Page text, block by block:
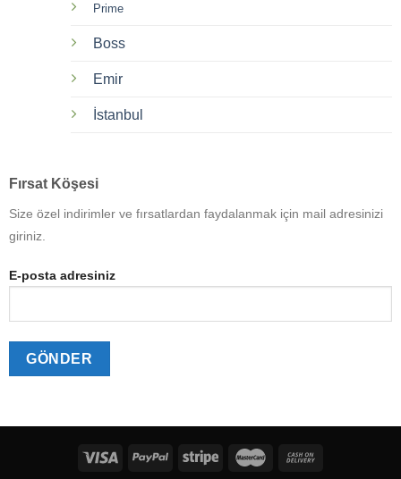
Prime
Boss
Emir
İstanbul
Fırsat Köşesi
Size özel indirimler ve fırsatlardan faydalanmak için mail adresinizi
giriniz.
E-posta adresiniz